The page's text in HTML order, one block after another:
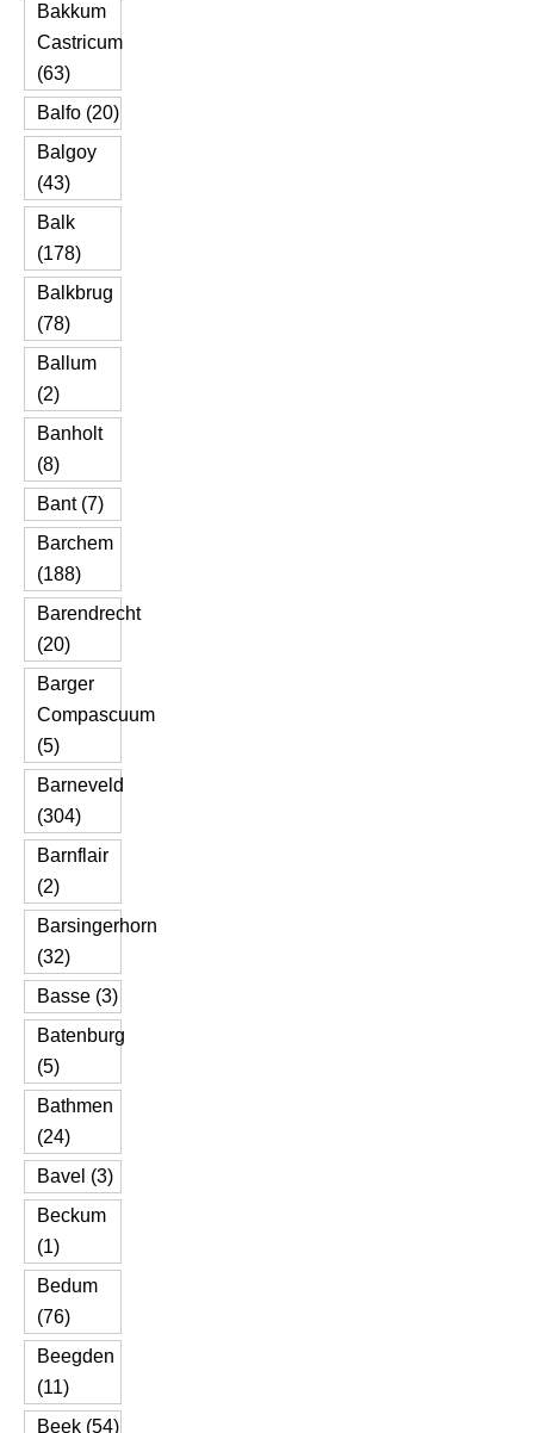
Bakkum
Castricum
(63)
Balfo (20)
Balgoy
(43)
Balk
(178)
Balkbrug
(78)
Ballum
(2)
Banholt
(8)
Bant (7)
Barchem
(188)
Barendrecht
(20)
Barger
Compascuum
(5)
Barneveld
(304)
Barnflair
(2)
Barsingerhorn
(32)
Basse (3)
Batenburg
(5)
Bathmen
(24)
Bavel (3)
Beckum
(1)
Bedum
(76)
Beegden
(11)
Beek (54)